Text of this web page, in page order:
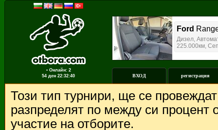
▪ Онлайн: 2
54 ден 22:32:40 ВХОД регистрация
Този тип турнири, ще се
разпределят по между си процент
участие на отборите.